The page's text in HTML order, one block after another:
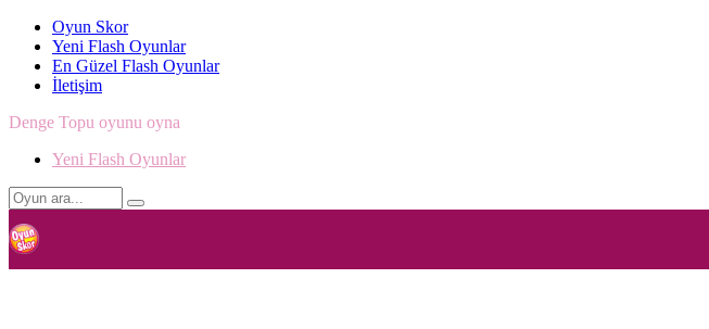
Oyun Skor
Yeni Flash Oyunlar
En Güzel Flash Oyunlar
İletişim
Denge Topu oyunu oyna
Yeni Flash Oyunlar